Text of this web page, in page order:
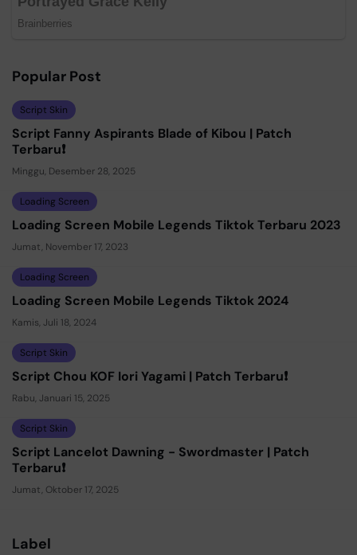
Popular Post
Script Skin
Script Fanny Aspirants Blade of Kibou | Patch
Terbaru❗
Minggu, Desember 28, 2025
Loading Screen
Loading Screen Mobile Legends Tiktok Terbaru 2023
Jumat, November 17, 2023
Loading Screen
Loading Screen Mobile Legends Tiktok 2024
Kamis, Juli 18, 2024
Script Skin
Script Chou KOF Iori Yagami | Patch Terbaru❗
Rabu, Januari 15, 2025
Script Skin
Script Lancelot Dawning - Swordmaster | Patch
Terbaru❗
Jumat, Oktober 17, 2025
Label